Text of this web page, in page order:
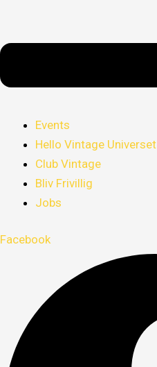
Events
Hello Vintage Universet
Club Vintage
Bliv Frivillig
Jobs
Facebook